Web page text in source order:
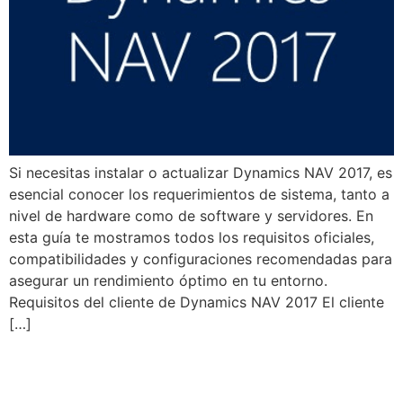
Si necesitas instalar o actualizar Dynamics NAV 2017, es
esencial conocer los requerimientos de sistema, tanto a
nivel de hardware como de software y servidores. En
esta guía te mostramos todos los requisitos oficiales,
compatibilidades y configuraciones recomendadas para
asegurar un rendimiento óptimo en tu entorno.
Requisitos del cliente de Dynamics NAV 2017 El cliente
[…]